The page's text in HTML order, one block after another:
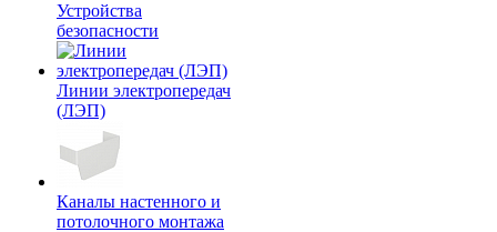
Устройства
безопасности
Линии электропередач
(ЛЭП)
Каналы настенного и
потолочного монтажа